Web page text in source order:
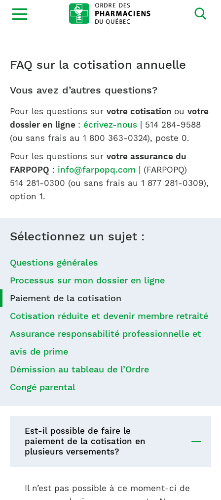
Ouvrir
la
FAQ sur la cotisation annuelle
Vous avez d’autres questions?
Pour les questions sur votre cotisation ou votre
dossier en ligne : écrivez-nous | 514 284-9588
(ou sans frais au 1 800 363-0324), poste 0.
Pour les questions sur votre assurance du
FARPOPQ : info@farpopq.com | (FARPOPQ)
514 281-0300 (ou sans frais au 1 877 281-0309),
option 1.
Sélectionnez un sujet :
Questions générales
Processus sur mon dossier en ligne
Paiement de la cotisation
Cotisation réduite et devenir membre retraité
Assurance responsabilité professionnelle et
avis de prime
Démission au tableau de l’Ordre
Congé parental
Est-il possible de faire le
paiement de la cotisation en
plusieurs versements?
Il n’est pas possible à ce moment-ci de